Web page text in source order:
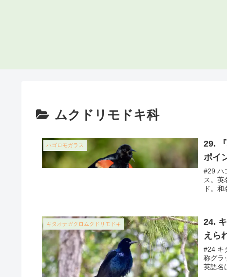
ムクドリモドキ科
ハゴロモガラス
29.
ポイ
#29 ハ
ス。英
ド。
キタオナガクロムクドリモドキ
24.
えら
#24 キ
称グラ
英語名